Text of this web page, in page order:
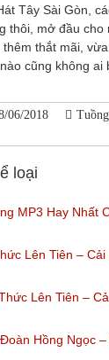
Tây Sài Gòn,
thôi, mở đầu
thắt mãi,
cũng không ai
06/2018
loại
MP3 Hay Nhất
Lên Tiên –
Lên Tiên –
Hồng Ngọc –